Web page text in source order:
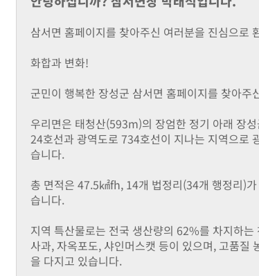
삼서면 홈페이지를 찾아주신 여러분을 진심으로
화합과 변화!
군민이 행복한 장성군 삼서면 홈페이지를 찾아주
우리면은 태청산(593m)의 장엄한 정기 아래 장
24호선과 광역도로 734호선이 지나는 지역으로
습니다.
총 면적은 47.5㎢fh, 14개 법정리(34개 행정리)
습니다.
지역 특산물로는 전국 생산량의 62%를 차지하
사과, 자옥포도, 샤인머스캣 등이 있으며, 고품질
을 다지고 있습니다.